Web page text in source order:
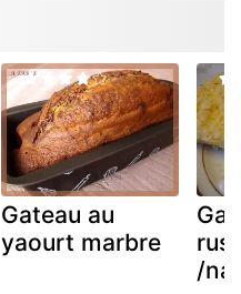
Gateau au
yaourt marbre
/